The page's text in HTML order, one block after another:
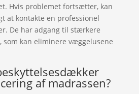
Hvis problemet fortsætter, kan
at kontakte en professionel
De har adgang til stærkere
som kan eliminere væggelusene
af madrassen?